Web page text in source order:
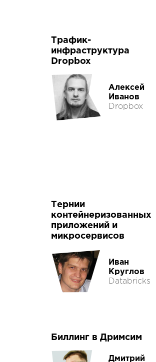
Трафик-
инфраструктура
Dropbox
Алексей
Иванов
Dropbox
Тернии
контейнеризованных
приложений и
микросервисов
Иван
Круглов
Databricks
Биллинг в Дримсим
Дмитрий